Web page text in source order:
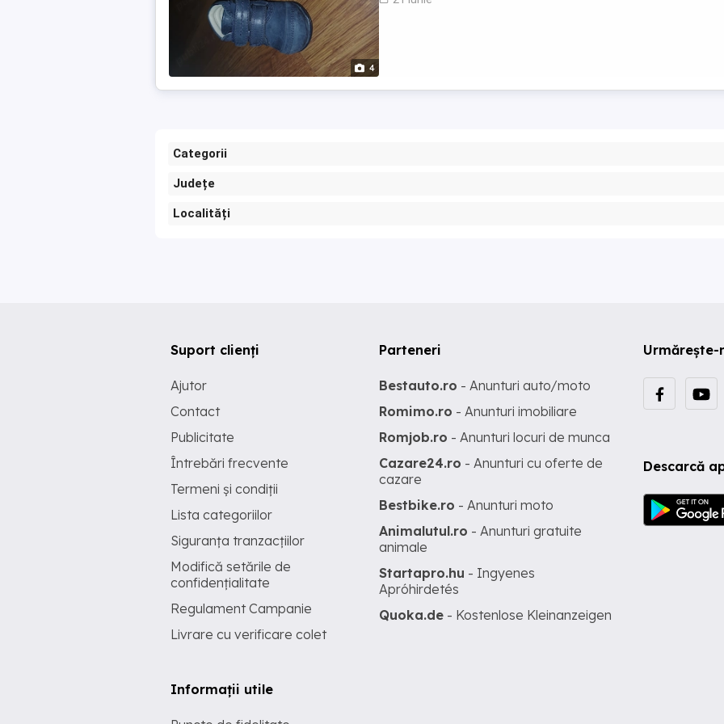
4
Categorii
Județe
Localități
Urmărește-
Descarcă
Suport clienți
Ajutor
Contact
Publicitate
Întrebări frecvente
Termeni și condiții
Lista categoriilor
Siguranța tranzacțiilor
Modifică setările de
confidențialitate
Regulament Campanie
Livrare cu verificare colet
Informații utile
Parteneri
Bestauto.ro - Anunturi auto/moto
Romimo.ro - Anunturi imobiliare
Romjob.ro - Anunturi locuri de munca
Cazare24.ro - Anunturi cu oferte de
cazare
Bestbike.ro - Anunturi moto
Animalutul.ro - Anunturi gratuite
animale
Startapro.hu - Ingyenes
Apróhirdetés
Quoka.de - Kostenlose Kleinanzeigen